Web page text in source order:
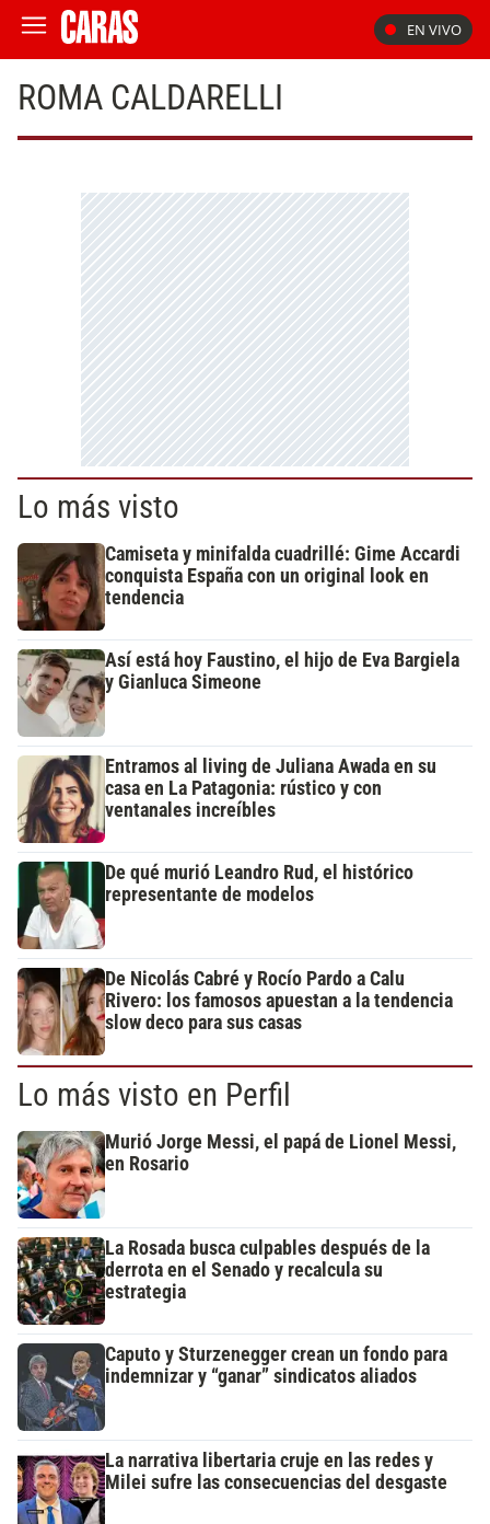
EN VIVO
ROMA CALDARELLI
Lo más visto
Camiseta y minifalda cuadrillé: Gime Accardi
conquista España con un original look en
tendencia
Así está hoy Faustino, el hijo de Eva Bargiela
y Gianluca Simeone
Entramos al living de Juliana Awada en su
casa en La Patagonia: rústico y con
ventanales increíbles
De qué murió Leandro Rud, el histórico
representante de modelos
De Nicolás Cabré y Rocío Pardo a Calu
Rivero: los famosos apuestan a la tendencia
slow deco para sus casas
Lo más visto en Perfil
Murió Jorge Messi, el papá de Lionel Messi,
en Rosario
La Rosada busca culpables después de la
derrota en el Senado y recalcula su
estrategia
Caputo y Sturzenegger crean un fondo para
indemnizar y “ganar” sindicatos aliados
La narrativa libertaria cruje en las redes y
Milei sufre las consecuencias del desgaste